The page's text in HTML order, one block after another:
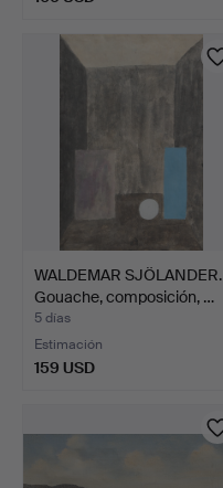
WALDEMAR SJÖLANDER.
Gouache, composición, …
5 días
Estimación
159 USD